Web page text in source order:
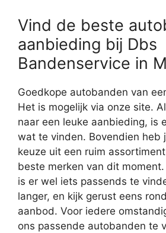
Vind de beste
aanbieding bij Dbs
Bandenservice in
Goedkope autobanden van
Het is mogelijk via onze site.
naar een leuke aanbieding, is
wat te vinden. Bovendien heb
keuze uit een ruim
beste merken van dit
is er wel iets passends te
langer, en kijk gerust eens
aanbod. Voor iedere
ons passende autobanden te